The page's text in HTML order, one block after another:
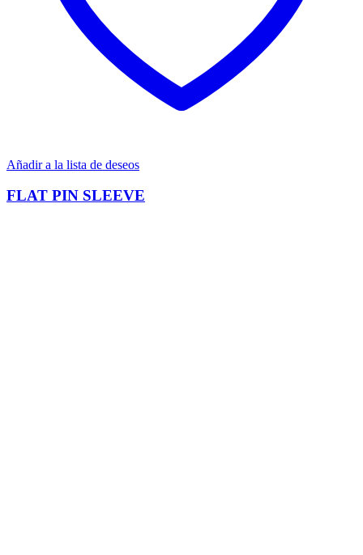
Añadir a la lista de deseos
FLAT PIN SLEEVE